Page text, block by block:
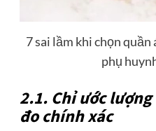
7 sai lầm khi chọn quần
phụ
2.1. Chỉ ước
đo chính xác